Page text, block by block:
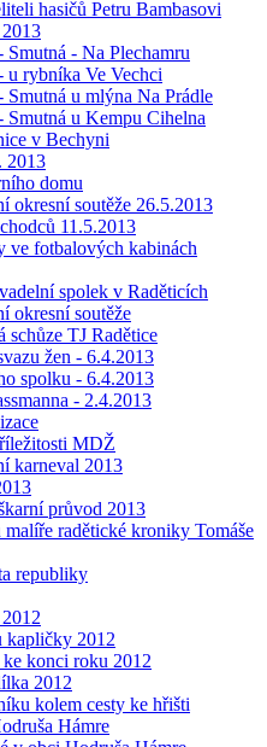
hasičů Petru Bambasovi
Smutná - Na Plechamru
u rybníka Ve Vechci
Smutná u mlýna Na Prádle
Smutná u Kempu Cihelna
v Bechyni
2013
domu
okresní soutěže 26.5.2013
11.5.2013
ve fotbalových kabinách
spolek v Raděticích
okresní soutěže
schůze TJ Radětice
žen - 6.4.2013
spolku - 6.4.2013
- 2.4.2013
MDŽ
karneval 2013
průvod 2013
radětické kroniky Tomáše
republiky
kapličky 2012
ke konci roku 2012
2012
kolem cesty ke hřišti
Hámre